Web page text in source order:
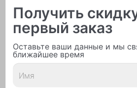
Печать логотипа
Получить
первый заказ
Оставьте ваши данные и мы
ближайшее время